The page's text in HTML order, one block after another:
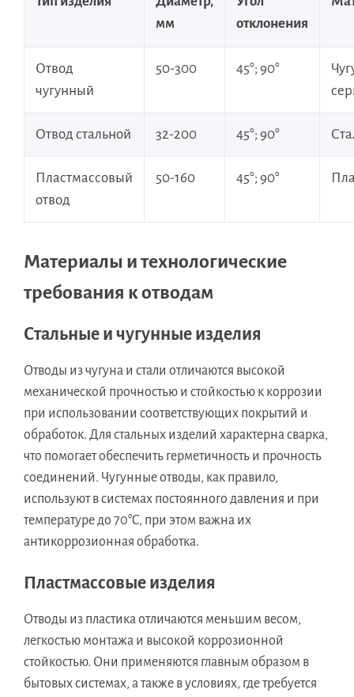
мм
отклонения
Отвод
чугунный
50-300 45°; 90°
Отвод стальной 32-200 45°; 90°
Пластмассовый
отвод
50-160 45°; 90°
Материалы и технологические
требования к отводам
Стальные и чугунные изделия
Отводы из чугуна и стали отличаются высокой
механической прочностью и стойкостью к коррозии
при использовании соответствующих покрытий и
обработок. Для стальных изделий характерна сварка,
что помогает обеспечить герметичность и прочность
соединений. Чугунные отводы, как правило,
используют в системах постоянного давления и при
температуре до 70°C, при этом важна их
антикоррозионная обработка.
Пластмассовые изделия
Отводы из пластика отличаются меньшим весом,
легкостью монтажа и высокой коррозионной
стойкостью. Они применяются главным образом в
бытовых системах, а также в условиях, где требуется